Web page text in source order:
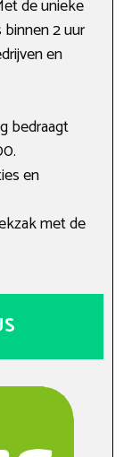
de unieke
2 uur
en
bedraagt
en
met de